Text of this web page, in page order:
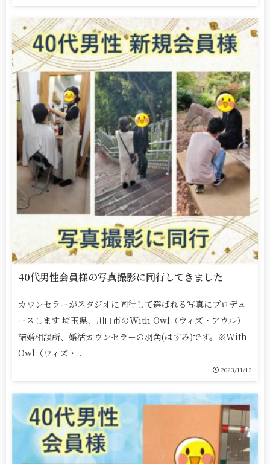
40代男性会員様の写真撮影に同行してきました
カウンセラーがスタジオに同行して選ばれる写真にプロデュ
ースします 埼玉県、川口市のWith Owl（ウィズ・アウル）
結婚相談所、婚活カウンセラーの羽角(はすみ)です。※With
Owl（ウィズ・...
2023/11/12